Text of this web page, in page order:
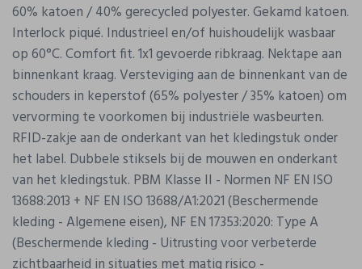
60% katoen / 40% gerecycled polyester. Gekamd katoen.
Interlock piqué. Industrieel en/of huishoudelijk wasbaar
op 60°C. Comfort fit. 1x1 gevoerde ribkraag. Nektape aan
binnenkant kraag. Versteviging aan de binnenkant van de
schouders in keperstof (65% polyester / 35% katoen) om
vervorming te voorkomen bij industriële wasbeurten.
RFID-zakje aan de onderkant van het kledingstuk onder
het label. Dubbele stiksels bij de mouwen en onderkant
van het kledingstuk. PBM Klasse II - Normen NF EN ISO
13688:2013 + NF EN ISO 13688/A1:2021 (Beschermende
kleding - Algemene eisen), NF EN 17353:2020: Type A
(Beschermende kleding - Uitrusting voor verbeterde
zichtbaarheid in situaties met matig risico -